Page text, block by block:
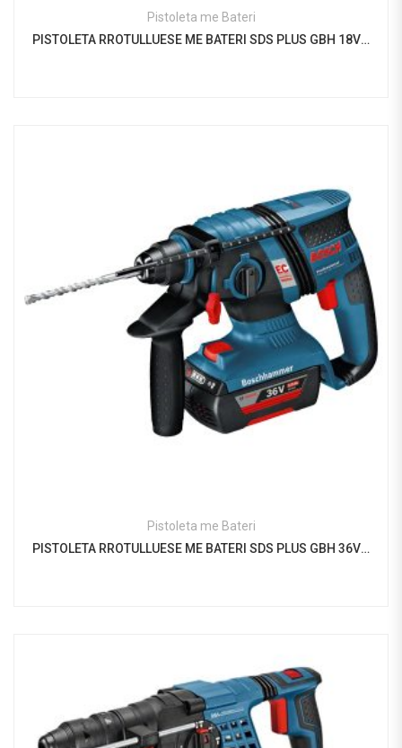
Pistoleta me Bateri
PISTOLETA RROTULLUESE ME BATERI SDS PLUS GBH 18V – 26 F
Pistoleta me Bateri
PISTOLETA RROTULLUESE ME BATERI SDS PLUS GBH 36V – EC COMPACT